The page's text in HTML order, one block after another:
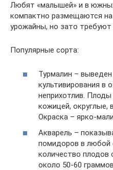
Любят «малышей» и в
компактно размещаются на
урожайны, но зато требуют
Популярные сорта:
Турмалин –
культивирования в
неприхотлив. Плоды
кожицей, округлые,
Окраска – ярко-
Акварель –
помидоров в любой
количество
около 50-60